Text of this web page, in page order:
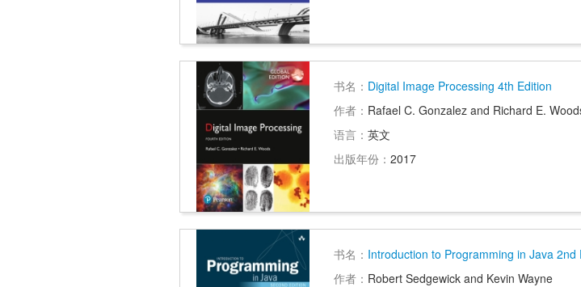
书名： Digital Image Processing 4th Edition
作者： Rafael C. Gonzalez and Richard E.
语言： 英文
出版年份： 2017
书名： Introduction to Programming in Java 2nd
作者： Robert Sedgewick and Kevin Wayne